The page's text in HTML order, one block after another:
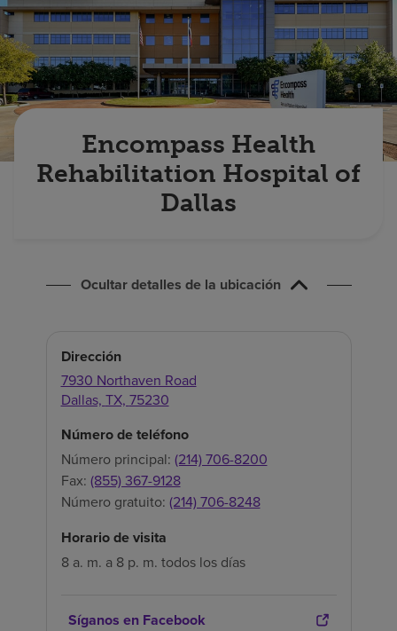
Buscar un centro
Inversores
Empleos
Pagar mi facturaEncompass Health
Rehabilitation Hospital of
Dallas
Ocultar detalles de la ubicación
Dirección
7930 Northaven Road
Dallas, TX, 75230
Número de teléfono
Número principal: (214) 706-8200
Fax: (855) 367-9128
Número gratuito: (214) 706-8248
Horario de visita
8 a. m. a 8 p. m. todos los días
Síganos en Facebook